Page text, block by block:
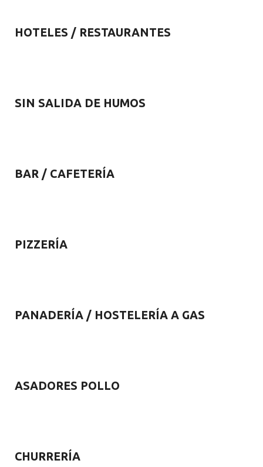
HOTELES / RESTAURANTES
SIN SALIDA DE HUMOS
BAR / CAFETERÍA
PIZZERÍA
PANADERÍA / HOSTELERÍA A GAS
ASADORES POLLO
CHURRERÍA